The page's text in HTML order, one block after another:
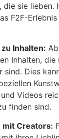
die sie lieben.
F2F-
Inhalten:
Inhalten,
Dies
Videos
finden sind.
Creators: